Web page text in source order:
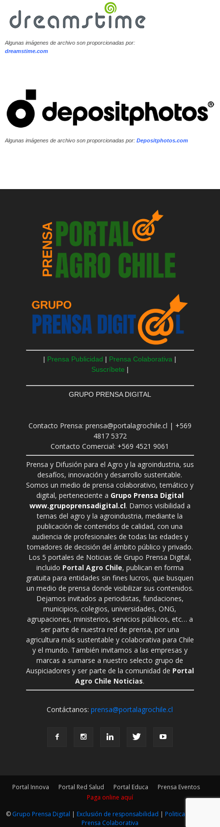
Algunas imágenes de archivo son proporcionadas por:
dreamstime.com
Algunas imágenes de archivo son proporcionadas por: Depositphotos.com
| Prensa Publicidad | Prensa Colaborativa |
Suscríbete |
GRUPO PRENSA DIGITAL
Contacto Prensa: prensa@portalagrochile.cl | +569
4817 5372
Contacto Comercial: +569 4521 9061
Prensa y Difusión para el Agro y la agroindustria, sus
desafíos, innovación y desarrollo sustentable.
Somos un medio de prensa colaborativo, temático y
digital, perteneciente a Grupo Prensa Digital
www.grupoprensadigital.cl. Damos visibilidad a
temas del agro y la agroindustria, mediante la
publicación de contenidos de calidad, con una
audiencia de profesionales de todas las edades y
tomadores de decisión del ámbito público y privado.
Los 5 portales de Noticias de Grupo Prensa Digital,
incluido Portal Agro Chile, publican en forma
gratuita para entidades sin fines lucros, que busquen
un medio de prensa donde visibilizar sus contenidos.
Dejamos invitados a periodistas, fundaciones,
municipios, colegios, universidades, ONG,
agrupaciones, ministerios, servicios públicos, etc… a
ser parte de nuestra red de prensa, por una
agricultura más sustentable y colaborativa para Chile
y el mundo. También invitamos a las empresas y
marcas a sumarse a nuestro selecto grupo de
Auspiciadores y ser parte de la comunidad de Portal
Agro Chile Noticias.
Contáctanos:prensa@portalagrochile.cl
Portal Innova Portal Red Salud Portal Educa
Prensa Eventos
Paga online aquí
© Grupo Prensa Digital | Exclusión de responsabilidad | Politica Editorial
Prensa Colaborativa